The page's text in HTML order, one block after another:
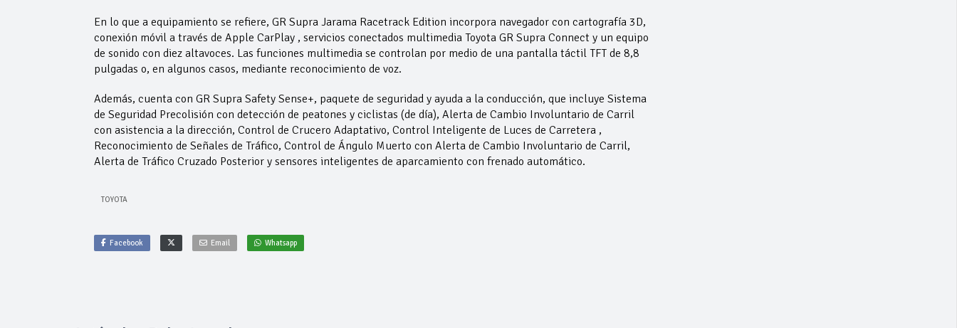
En lo que a equipamiento se refiere, GR Supra Jarama Racetrack Edition incorpora navegador con cartografía 3D,
conexión móvil a través de Apple CarPlay , servicios conectados multimedia Toyota GR Supra Connect y un equipo
de sonido con diez altavoces. Las funciones multimedia se controlan por medio de una pantalla táctil TFT de 8,8
pulgadas o, en algunos casos, mediante reconocimiento de voz.
Además, cuenta con GR Supra Safety Sense+, paquete de seguridad y ayuda a la conducción, que incluye Sistema
de Seguridad Precolisión con detección de peatones y ciclistas (de día), Alerta de Cambio Involuntario de Carril
con asistencia a la dirección, Control de Crucero Adaptativo, Control Inteligente de Luces de Carretera ,
Reconocimiento de Señales de Tráfico, Control de Ángulo Muerto con Alerta de Cambio Involuntario de Carril,
Alerta de Tráfico Cruzado Posterior y sensores inteligentes de aparcamiento con frenado automático.
TOYOTA
Facebook Email Whatsapp